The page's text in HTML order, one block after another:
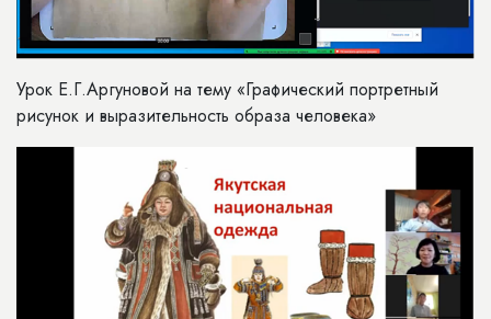
Урок Е.Г.Аргуновой на тему «Графический портретный
рисунок и выразительность образа человека»